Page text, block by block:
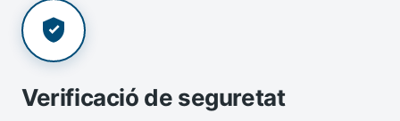
Verificació de seguretat